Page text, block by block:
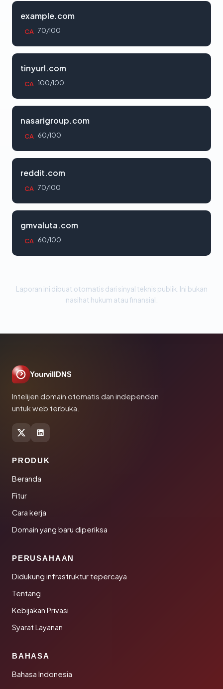
example.com
CA 70/100
tinyurl.com
CA 100/100
nasarigroup.com
CA 60/100
reddit.com
CA 70/100
gmvaluta.com
CA 60/100
Laporan ini dibuat otomatis dari sinyal teknis publik. Ini bukan
nasihat hukum atau finansial.
YourvillDNS
Intelijen domain otomatis dan independen
untuk web terbuka.
PRODUK
Beranda
Fitur
Cara kerja
Domain yang baru diperiksa
PERUSAHAAN
Didukung infrastruktur tepercaya
Tentang
Kebijakan Privasi
Syarat Layanan
BAHASA
Bahasa Indonesia